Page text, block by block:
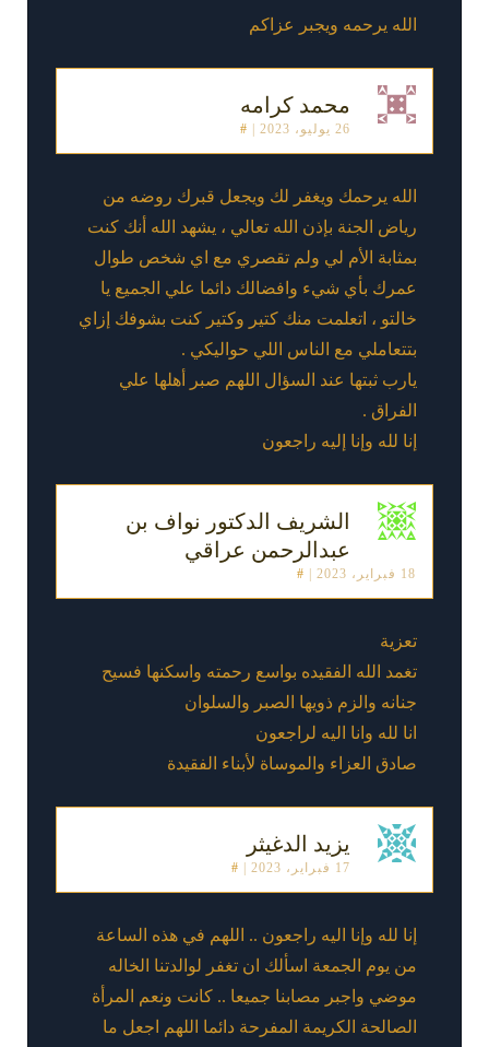
الله يرحمه ويجبر عزاكم
محمد كرامه
26 يوليو، 2023 #
الله يرحمك ويغفر لك ويجعل قبرك روضه من
رياض الجنة بإذن الله تعالي ، يشهد الله أنك كنت
بمثابة الأم لي ولم تقصري مع اي شخص طوال
عمرك بأي شيء وافضالك دائما علي الجميع يا
خالتو ، اتعلمت منك كتير وكتير كنت بشوفك إزاي
بتتعاملي مع الناس اللي حواليكي .
يارب ثبتها عند السؤال اللهم صبر أهلها علي
الفراق .
إنا لله وإنا إليه راجعون
الشريف الدكتور نواف بن
عبدالرحمن عراقي
18 فبراير، 2023 #
تعزية
تغمد الله الفقيده بواسع رحمته واسكنها فسيح
جنانه والزم ذويها الصبر والسلوان
انا لله وانا اليه لراجعون
صادق العزاء والموساة لأبناء الفقيدة
يزيد الدغيثر
17 فبراير، 2023 #
إنا لله وإنا اليه راجعون .. اللهم في هذه الساعة
من يوم الجمعة اسألك ان تغفر لوالدتنا الخاله
موضي واجبر مصابنا جميعا .. كانت ونعم المرأة
الصالحة الكريمة المفرحة دائما اللهم اجعل ما